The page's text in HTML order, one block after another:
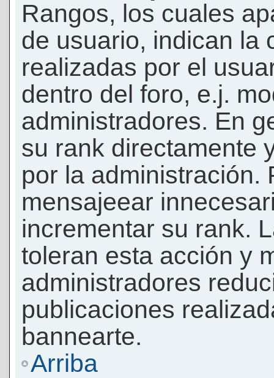
Rangos, los cuales
de usuario, indican la
realizadas por el
dentro del foro, e.j.
administradores. En
su rank directamente
por la administración.
mensajeear
incrementar su rank.
toleran esta acción y
administradores
publicaciones
bannearte.
Arriba